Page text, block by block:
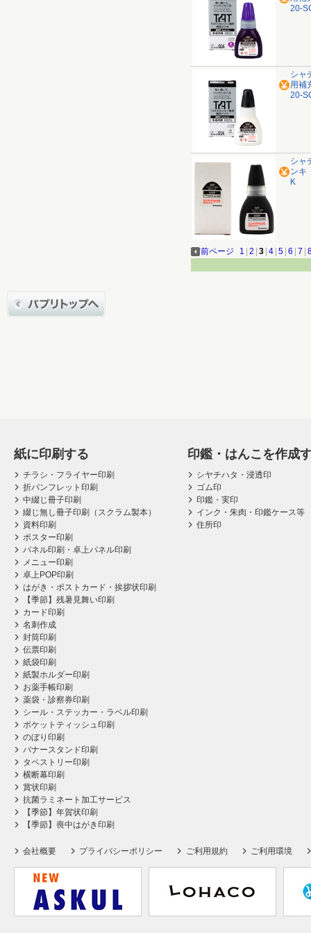
20-
シャ
用
20-
シャ
ン
K
前ページ 1 2 3 4 5 6 7
紙に印刷する
チラシ・フライヤー印刷
折パンフレット印刷
中綴じ冊子印刷
綴じ無し冊子印刷（スクラム製本）
資料印刷
ポスター印刷
パネル印刷・卓上パネル印刷
メニュー印刷
卓上POP印刷
はがき・ポストカード・挨拶状印刷
【季節】残暑見舞い印刷
カード印刷
名刺作成
封筒印刷
伝票印刷
紙袋印刷
紙製ホルダー印刷
お薬手帳印刷
薬袋・診察券印刷
シール・ステッカー・ラベル印刷
ポケットティッシュ印刷
のぼり印刷
バナースタンド印刷
タペストリー印刷
横断幕印刷
賞状印刷
抗菌ラミネート加工サービス
【季節】年賀状印刷
【季節】喪中はがき印刷
印鑑・はんこを作成
シヤチハタ・浸透印
ゴム印
印鑑・実印
インク・朱肉・印鑑ケース等
住所印
会社概要 プライバシーポリシー ご利用規約 ご利用環境